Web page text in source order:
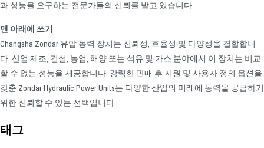
과 성능을 요구하는 전문가들의 신뢰를 받고 있습니다.
맨 아래에 쓰기
Changsha Zondar 유압 동력 장치는 신뢰성, 효율성 및 다양성을 결합합니
다. 산업 제조, 건설, 농업, 해양 또는 석유 및 가스 분야에서 이 장치는 비교
할 수 없는 성능을 제공합니다. 강력한 판매 후 지원 및 사용자 정의 옵션을
갖춘 Zondar Hydraulic Power Units는 다양한 산업의 미래에 동력을 공급하기
위한 신뢰할 수 있는 선택입니다.
태그